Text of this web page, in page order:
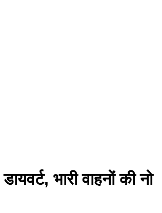
भारी वाहनों की नो